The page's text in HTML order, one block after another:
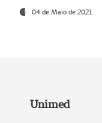
04 de Maio de 2021
Unimed